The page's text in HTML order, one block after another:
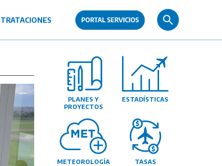
PLANES Y
PROYECTOS
ESTADÍSTICAS
METEOROLOGÍA TASAS